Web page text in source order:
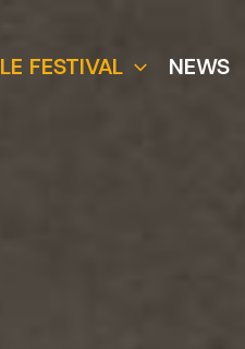
LE FESTIVAL NEWS